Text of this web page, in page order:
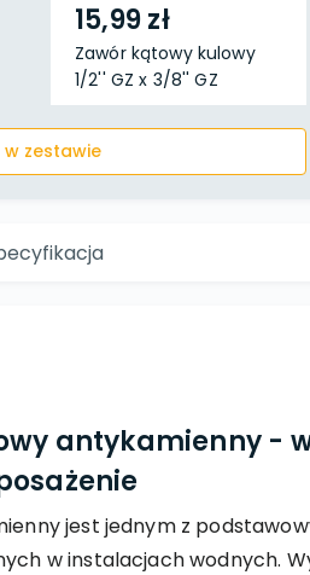
15,99 zł
Zawór kątowy kulowy
1/2'' GZ x 3/8'' GZ
w zestawie
antykamienny -
jest jednym z
w instalacjach wodnych.